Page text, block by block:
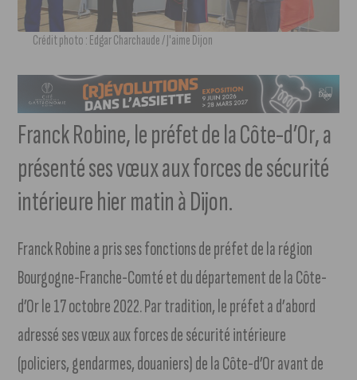
Crédit photo : Edgar Charchaude / J'aime Dijon
Franck Robine, le préfet de la Côte-d’Or, a
présenté ses vœux aux forces de sécurité
intérieure hier matin à Dijon.
Franck Robine a pris ses fonctions de préfet de la région
Bourgogne-Franche-Comté et du département de la Côte-
d’Or le 17 octobre 2022. Par tradition, le préfet a d’abord
adressé ses vœux aux forces de sécurité intérieure
(policiers, gendarmes, douaniers) de la Côte-d’Or avant de